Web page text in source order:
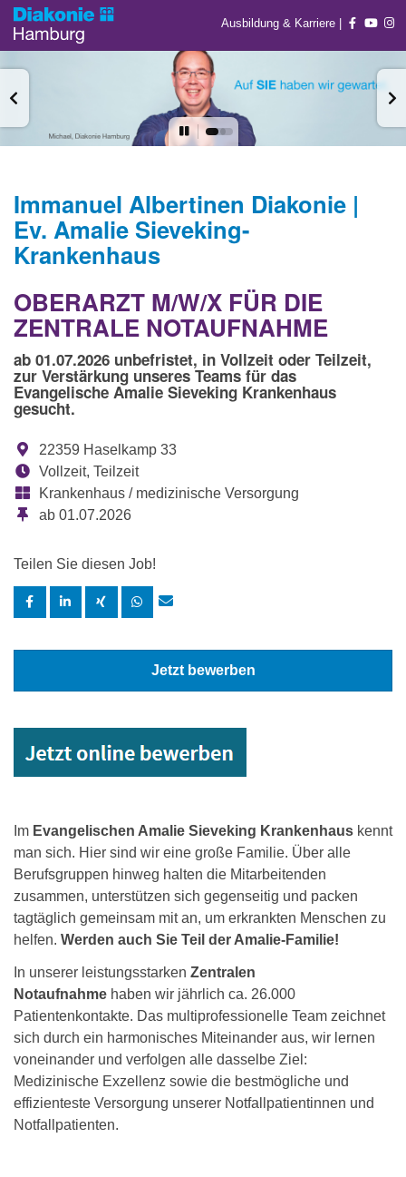
Ausbildung & Karriere |
Immanuel Albertinen Diakonie |
Ev. Amalie Sieveking-
Krankenhaus
OBERARZT M/W/X FÜR DIE
ZENTRALE NOTAUFNAHME
ab 01.07.2026 unbefristet, in Vollzeit oder Teilzeit,
zur Verstärkung unseres Teams für das
Evangelische Amalie Sieveking Krankenhaus
gesucht.
22359 Haselkamp 33
Vollzeit, Teilzeit
Krankenhaus / medizinische Versorgung
ab 01.07.2026
Teilen Sie diesen Job!
Jetzt bewerben
Im Evangelischen Amalie Sieveking Krankenhaus kennt
man sich. Hier sind wir eine große Familie. Über alle
Berufsgruppen hinweg halten die Mitarbeitenden
zusammen, unterstützen sich gegenseitig und packen
tagtäglich gemeinsam mit an, um erkrankten Menschen zu
helfen. Werden auch Sie Teil der Amalie-Familie!
In unserer leistungsstarken Zentralen
Notaufnahme haben wir jährlich ca. 26.000
Patientenkontakte. Das multiprofessionelle Team zeichnet
sich durch ein harmonisches Miteinander aus, wir lernen
voneinander und verfolgen alle dasselbe Ziel:
Medizinische Exzellenz sowie die bestmögliche und
effizienteste Versorgung unserer Notfallpatientinnen und
Notfallpatienten.